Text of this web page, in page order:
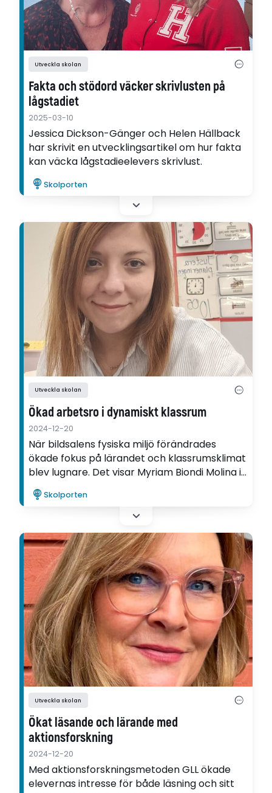
Utveckla skolan
Fakta och stödord väcker skrivlusten på
lågstadiet
2025-03-10
Jessica Dickson-Gänger och Helen Hällback
har skrivit en utvecklingsartikel om hur fakta
kan väcka lågstadieelevers skrivlust.
Skolporten
Utveckla skolan
Ökad arbetsro i dynamiskt klassrum
2024-12-20
När bildsalens fysiska miljö förändrades
ökade fokus på lärandet och klassrumsklimat
blev lugnare. Det visar Myriam Biondi Molina i
sin utvecklingsartikel.
Skolporten
Utveckla skolan
Ökat läsande och lärande med
aktionsforskning
2024-12-20
Med aktionsforskningsmetoden GLL ökade
elevernas intresse för både läsning och sitt